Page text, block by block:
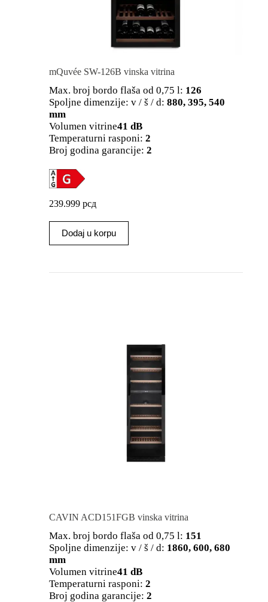
mQuvée SW-126B vinska vitrina
Max. broj bordo flaša od 0,75 l: 126
Spoljne dimenzije: v / š / d: 880, 395, 540
mm
Volumen vitrine41 dB
Temperaturni rasponi: 2
Broj godina garancije: 2
239.999 рсд
Dodaj u korpu
CAVIN ACD151FGB vinska vitrina
Max. broj bordo flaša od 0,75 l: 151
Spoljne dimenzije: v / š / d: 1860, 600, 680
mm
Volumen vitrine41 dB
Temperaturni rasponi: 2
Broj godina garancije: 2